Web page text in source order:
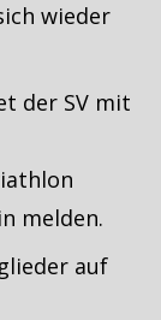
wieder
der SV mit
melden.
auf